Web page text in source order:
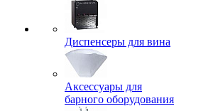
Диспенсеры для вина
Аксессуары для
барного оборудования